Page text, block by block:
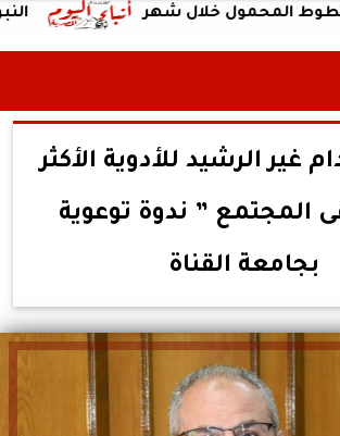
النبؤة خلال شهر
غير الرشيد للأدوية الأكثر
المجتمع ” ندوة توعوية
بجامعة القناة